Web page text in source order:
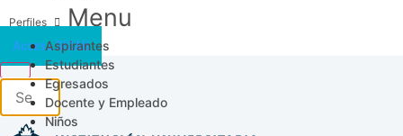
Menu
Aspirantes
Estudiantes
Egresados
Docente y Empleado
Niños
Acceso SICAU